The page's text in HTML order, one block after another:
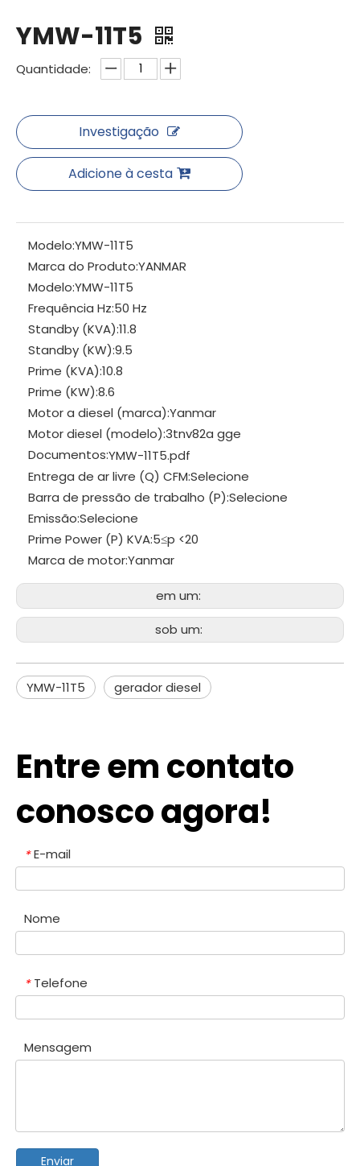
YMW-11T5
Quantidade:
Investigação
Adicione à cesta
Modelo:YMW-11T5
Marca do Produto:YANMAR
Modelo:YMW-11T5
Frequência Hz:50 Hz
Standby (KVA):11.8
Standby (KW):9.5
Prime (KVA):10.8
Prime (KW):8.6
Motor a diesel (marca):Yanmar
Motor diesel (modelo):3tnv82a gge
Documentos:YMW-11T5.pdf
Entrega de ar livre (Q) CFM:Selecione
Barra de pressão de trabalho (P):Selecione
Emissão:Selecione
Prime Power (P) KVA:5≤p <20
Marca de motor:Yanmar
em um:
sob um:
YMW-11T5 gerador diesel
Entre em contato
conosco agora!
* E-mail
Nome
* Telefone
Mensagem
Enviar